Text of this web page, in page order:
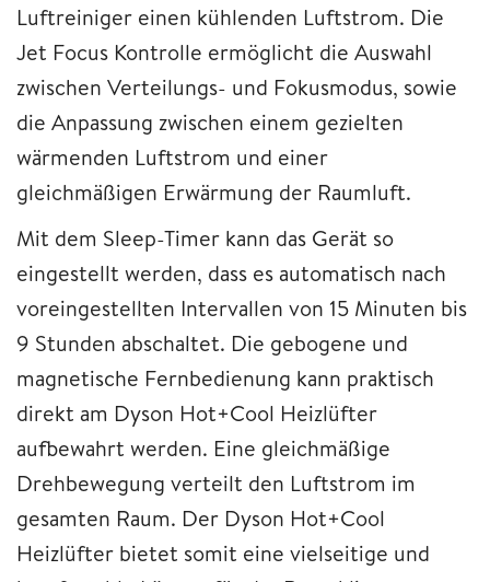
Luftreiniger einen kühlenden Luftstrom. Die
Jet Focus Kontrolle ermöglicht die Auswahl
zwischen Verteilungs- und Fokusmodus, sowie
die Anpassung zwischen einem gezielten
wärmenden Luftstrom und einer
gleichmäßigen Erwärmung der Raumluft.
Mit dem Sleep-Timer kann das Gerät so
eingestellt werden, dass es automatisch nach
voreingestellten Intervallen von 15 Minuten bis
9 Stunden abschaltet. Die gebogene und
magnetische Fernbedienung kann praktisch
direkt am Dyson Hot+Cool Heizlüfter
aufbewahrt werden. Eine gleichmäßige
Drehbewegung verteilt den Luftstrom im
gesamten Raum. Der Dyson Hot+Cool
Heizlüfter bietet somit eine vielseitige und